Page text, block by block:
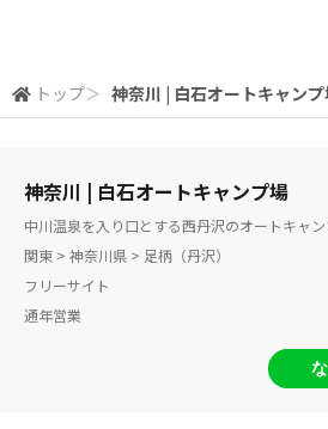
トップ＞ 神奈川 | 白石オートキャン
神奈川 | 白石オートキャンプ場
中川温泉を入り口とする西丹沢のオートキャ
関東 > 神奈川県 > 足柄（丹沢）
フリーサイト
通年営業